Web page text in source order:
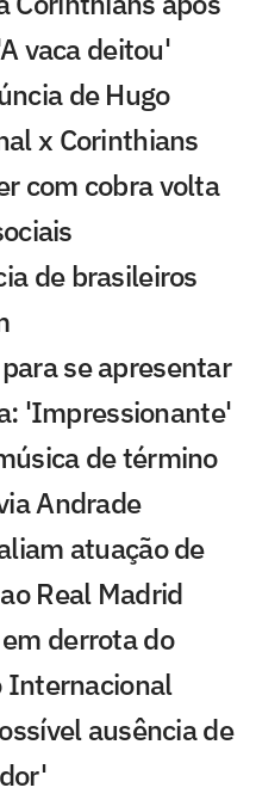
vaca deitou'
de Hugo
x Corinthians
com cobra volta
de brasileiros
se apresentar
'Impressionante'
de término
Andrade
atuação de
Real Madrid
derrota do
Internacional
ausência de